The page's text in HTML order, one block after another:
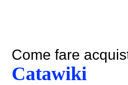
Come fare
Catawiki